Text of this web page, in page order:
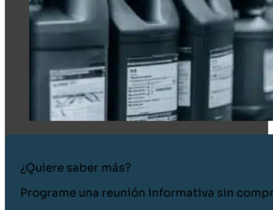
¿Quiere saber más?
Programe una reunión informativa sin